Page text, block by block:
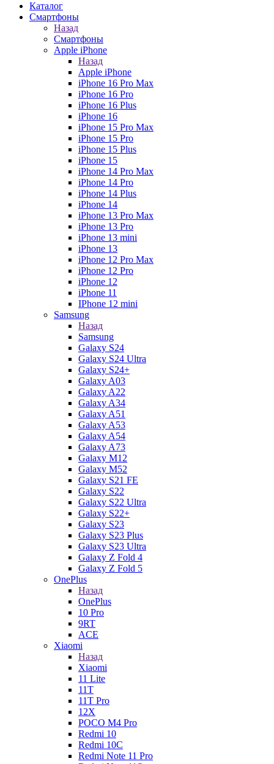
Каталог
Смартфоны
Назад
Смартфоны
Apple iPhone
Назад
Apple iPhone
iPhone 16 Pro Max
iPhone 16 Pro
iPhone 16 Plus
iPhone 16
iPhone 15 Pro Max
iPhone 15 Pro
iPhone 15 Plus
iPhone 15
iPhone 14 Pro Max
iPhone 14 Pro
iPhone 14 Plus
iPhone 14
iPhone 13 Pro Max
iPhone 13 Pro
iPhone 13 mini
iPhone 13
iPhone 12 Pro Max
iPhone 12 Pro
iPhone 12
iPhone 11
IPhone 12 mini
Samsung
Назад
Samsung
Galaxy S24
Galaxy S24 Ultra
Galaxy S24+
Galaxy A03
Galaxy A22
Galaxy A34
Galaxy A51
Galaxy A53
Galaxy A54
Galaxy A73
Galaxy M12
Galaxy M52
Galaxy S21 FE
Galaxy S22
Galaxy S22 Ultra
Galaxy S22+
Galaxy S23
Galaxy S23 Plus
Galaxy S23 Ultra
Galaxy Z Fold 4
Galaxy Z Fold 5
OnePlus
Назад
OnePlus
10 Pro
9RT
ACE
Xiaomi
Назад
Xiaomi
11 Lite
11T
11T Pro
12X
POCO M4 Pro
Redmi 10
Redmi 10C
Redmi Note 11 Pro